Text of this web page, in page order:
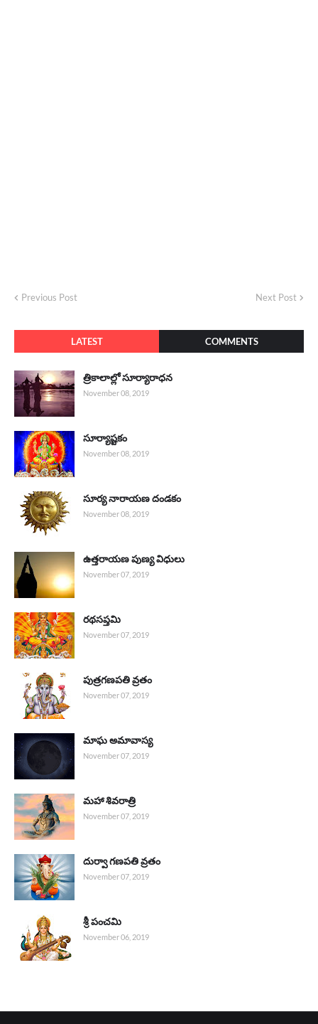
Previous Post Next Post
LATEST COMMENTS
త్రికాలాల్లో సూర్యారాధన
November 08, 2019
సూర్యాష్టకం
November 08, 2019
సూర్య నారాయణ దండకం
November 08, 2019
ఉత్తరాయణ పుణ్య విధులు
November 07, 2019
రథసప్తమి
November 07, 2019
పుత్రగణపతి వ్రతం
November 07, 2019
మాఘ అమావాస్య
November 07, 2019
మహా శివరాత్రి
November 07, 2019
దుర్వా గణపతి వ్రతం
November 07, 2019
శ్రీ పంచమి
November 06, 2019